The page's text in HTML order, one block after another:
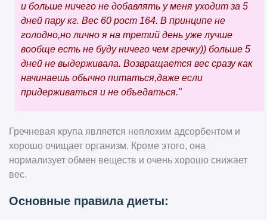
и больше ничего не добавлять у меня уходит за 5
дней пару кг. Вес 60 рост 164. В принципе не
голодно,но лично я на третий день уже лучше
вообще есть не буду ничего чем гречку)) больше 5
дней не выдерживала. Возвращается вес сразу как
начинаешь обычно питаться,даже если
придерживаться и не объедаться."
Гречневая крупа является неплохим адсорбентом и
хорошо очищает организм. Кроме этого, она
нормализует обмен веществ и очень хорошо снижает
вес.
Основные правила диеты: